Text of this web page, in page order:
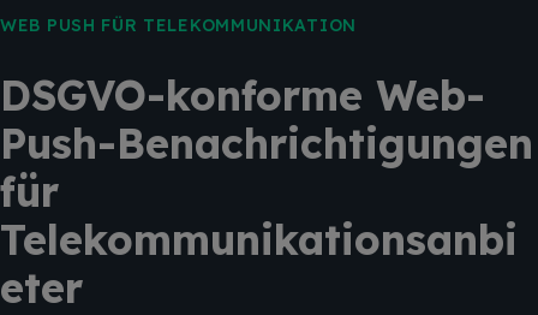
WEB PUSH FÜR TELEKOMMUNIKATION
DSGVO-konforme Web-
Push-Benachrichtigungen
für
Telekommunikationsanbi
eter